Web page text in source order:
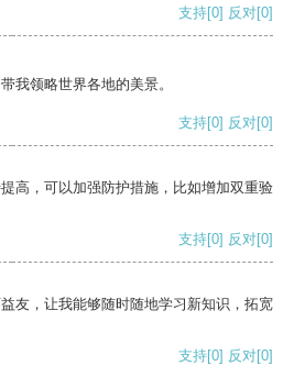
支持[0] 反对[0]
我领略世界各地的美景。
支持[0] 反对[0]
高，可以加强防护措施，比如增加双重验
支持[0] 反对[0]
友，让我能够随时随地学习新知识，拓宽
支持[0] 反对[0]